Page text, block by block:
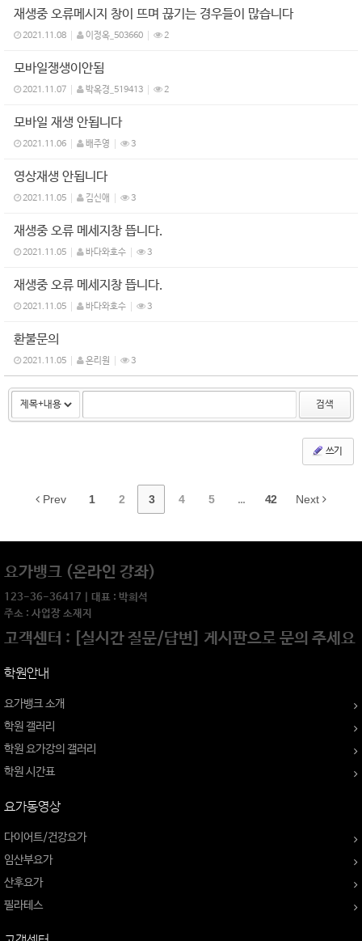
재생중 오류메시지 창이 뜨며 끊기는 경우들이 많습니다
2021.11.08 이정옥_503660 2
모바일쟁생이안됨
2021.11.07 박옥경_519413 2
모바일 재생 안됩니다
2021.11.06 배주영 3
영상재생 안됩니다
2021.11.05 김신애 3
재생중 오류 메세지창 뜹니다.
2021.11.05 바다와호수 3
재생중 오류 메세지창 뜹니다.
2021.11.05 바다와호수 3
환불문의
2021.11.05 온리원 3
검색
쓰기
Prev 1 2 3 4 5 ... 42 Next
요가뱅크 (온라인 강좌)
123-36-36417 | 대표 : 박희석
주소 : 사업장 소재지
고객센터 : [실시간 질문/답변] 게시판으로 문의 주세요
학원안내
요가뱅크 소개
학원 갤러리
학원 요가강의 갤러리
학원 시간표
요가동영상
다이어트/건강요가
임산부요가
산후요가
필라테스